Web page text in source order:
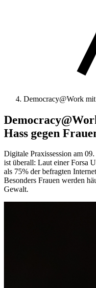
Democracy@Work
Hass gegen
Digitale Praxissession am
ist überall: Laut einer Forsa
als 75% der befragten
Besonders Frauen werden
Gewalt.